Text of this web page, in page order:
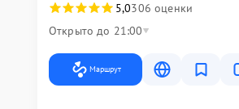
5,0306 оценки
Открыто до 21:00
Маршрут